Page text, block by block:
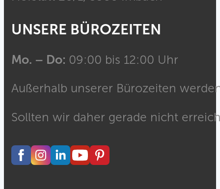
UNSERE BÜROZEITEN
Mo. – Do: 09:00 bis 12:00 Uhr
Außerhalb unserer Bürozeiten
Sollten wir daher gerade nicht